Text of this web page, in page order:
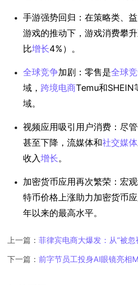
手游强势回归：在策略类、
游戏的推动下，游戏消费攀
比增长4%）。
全球竞争加剧：零售是全球
域， 跨境电商Temu和SHEIN
域。
视频应用吸引用户消费：尽
甚至下降，流媒体和社交媒体
收入增长。
加密货币应用再次繁荣：宏
特币价格上涨助力加密货币
年以来的最高水平。
上一篇： 菲律宾电商大爆发：从“被忽视
下一篇： 前字节员工投身AI眼镜亮相MWC，国内品牌集